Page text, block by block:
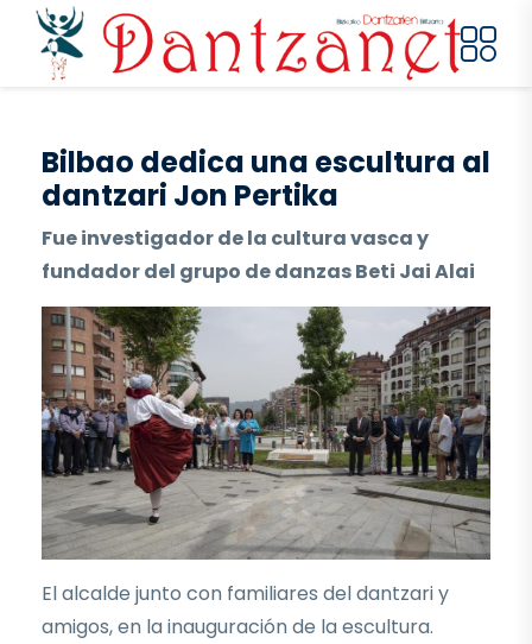
Pasar al contenido principal
Bilbao dedica una escultura al
dantzari Jon Pertika
Fue investigador de la cultura vasca y
fundador del grupo de danzas Beti Jai Alai
El alcalde junto con familiares del dantzari y
amigos, en la inauguración de la escultura.